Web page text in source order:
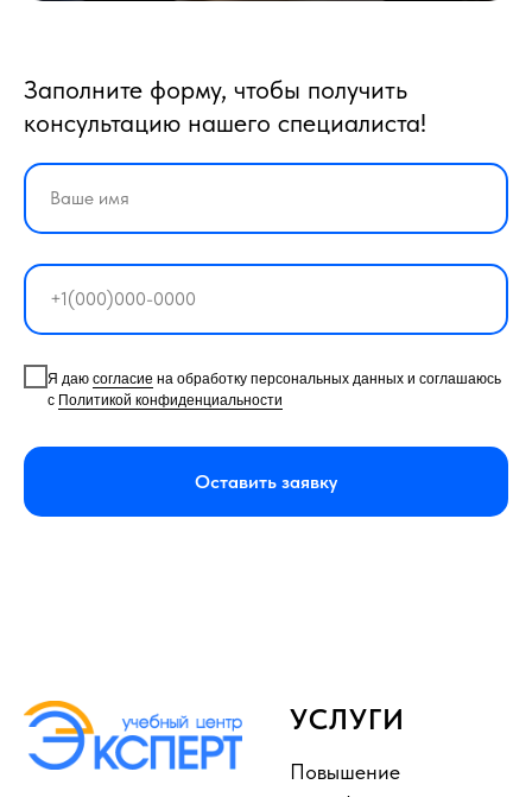
Заполните форму, чтобы получить
консультацию нашего специалиста!
Я даю согласие на обработку персональных данных и соглашаюсь
с Политикой конфиденциальности
Оставить заявку
УСЛУГИ
Повышение